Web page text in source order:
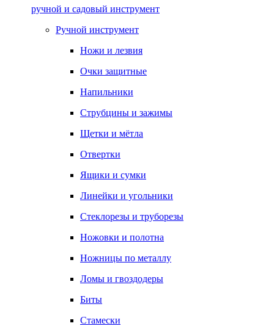
ручной и садовый инструмент
Ручной инструмент
Ножи и лезвия
Очки защитные
Напильники
Струбцины и зажимы
Щетки и мётла
Отвертки
Ящики и сумки
Линейки и угольники
Стеклорезы и труборезы
Ножовки и полотна
Ножницы по металлу
Ломы и гвоздодеры
Биты
Стамески